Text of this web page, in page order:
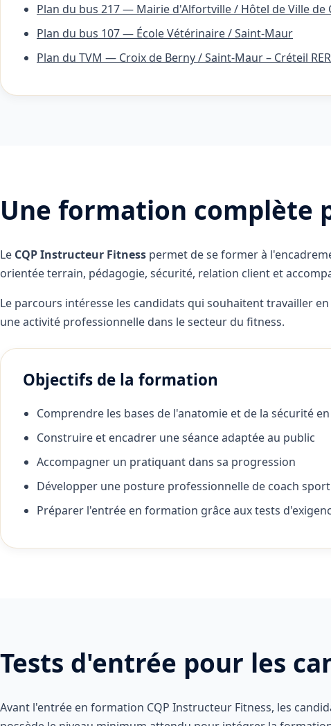
Plan du bus 217 — Mairie d'Alfortville / Hôtel de Ville de
Plan du bus 107 — École Vétérinaire / Saint-Maur
Plan du TVM — Croix de Berny / Saint-Maur – Créteil RER
Une formation complète
Le CQP Instructeur Fitness permet de se former à
orientée terrain, pédagogie, sécurité, relation client et
Le parcours intéresse les candidats qui souhaitent travailler
une activité professionnelle dans le secteur du fitness.
Objectifs de la formation
Comprendre les bases de l'anatomie et de la sécurité
Construire et encadrer une séance adaptée au public
Accompagner un pratiquant dans sa progression
Développer une posture professionnelle de coach
Préparer l'entrée en formation grâce aux tests
Tests d'entrée pour les
Avant l'entrée en formation CQP Instructeur Fitness, les